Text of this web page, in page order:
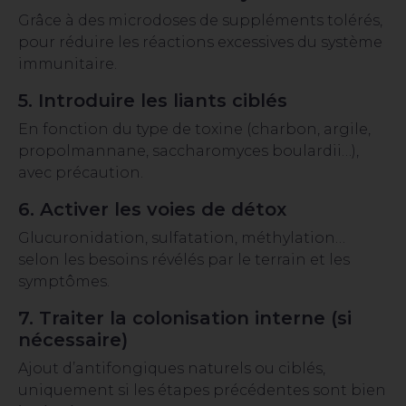
Grâce à des microdoses de suppléments tolérés,
pour réduire les réactions excessives du système
immunitaire.
5. Introduire les liants ciblés
En fonction du type de toxine (charbon, argile,
propolmannane, saccharomyces boulardii…),
avec précaution.
6. Activer les voies de détox
Glucuronidation, sulfatation, méthylation…
selon les besoins révélés par le terrain et les
symptômes.
7. Traiter la colonisation interne (si
nécessaire)
Ajout d’antifongiques naturels ou ciblés,
uniquement si les étapes précédentes sont bien